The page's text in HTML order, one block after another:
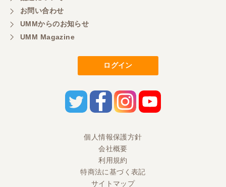
お問い合わせ
UMMからのお知らせ
UMM Magazine
ログイン
個人情報保護方針
会社概要
利用規約
特商法に基づく表記
サイトマップ